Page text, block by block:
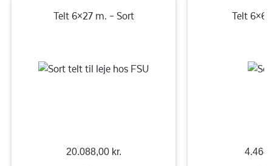
Telt 6×27 m. – Sort
20.088,00 kr.
Telt 6×6